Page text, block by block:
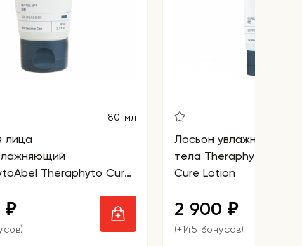
80 мл
лица
Theraphyto Cure
₽
Лосьон увлажняющий
тела TheraphytoAbel
Cure Lotion
2 900 ₽
(+145 бонусов)